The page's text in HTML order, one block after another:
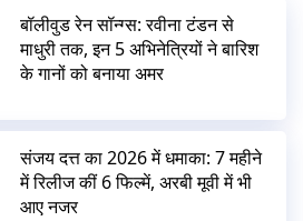
बॉलीवुड रेन सॉन्ग्स: रवीना टंडन से
माधुरी तक, इन 5 अभिनेत्रियों ने बारिश
के गानों को बनाया अमर
संजय दत्त का 2026 में धमाका: 7 महीने
में रिलीज कीं 6 फिल्में, अरबी मूवी में भी
आए नजर